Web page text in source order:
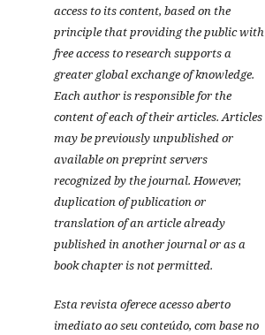
access to its content, based on the
principle that providing the public with
free access to research supports a
greater global exchange of knowledge.
Each author is responsible for the
content of each of their articles. Articles
may be previously unpublished or
available on preprint servers
recognized by the journal. However,
duplication of publication or
translation of an article already
published in another journal or as a
book chapter is not permitted.
Esta revista oferece acesso aberto
imediato ao seu conteúdo, com base no